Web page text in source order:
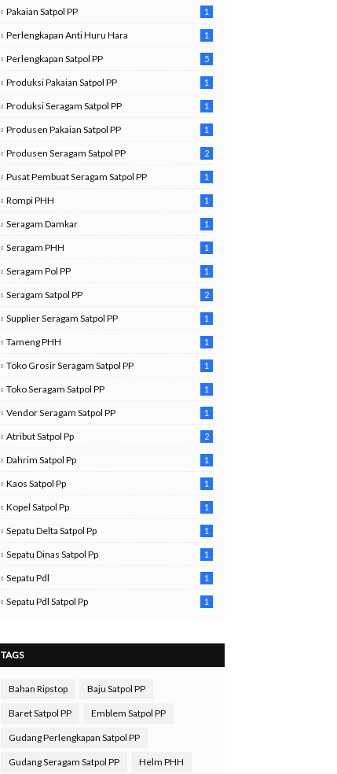
Pakaian Satpol PP
1
Perlengkapan Anti Huru Hara 1
Perlengkapan Satpol PP 5
Produksi Pakaian Satpol PP 1
Produksi Seragam Satpol PP 1
Produsen Pakaian Satpol PP 1
Produsen Seragam Satpol PP 2
Pusat Pembuat Seragam Satpol PP 1
Rompi PHH 1
Seragam Damkar 1
Seragam PHH 1
Seragam Pol PP 1
Seragam Satpol PP
2
Supplier Seragam Satpol PP 1
Tameng PHH 1
Toko Grosir Seragam Satpol PP 1
Toko Seragam Satpol PP 1
Vendor Seragam Satpol PP 1
Atribut Satpol Pp 2
Dahrim Satpol Pp 1
Kaos Satpol Pp 1
Kopel Satpol Pp 1
Sepatu Delta Satpol Pp 1
Sepatu Dinas Satpol Pp 1
Sepatu Pdl 1
Sepatu Pdl Satpol Pp 1
TAGS
Bahan Ripstop Baju Satpol PP
Baret Satpol PP Emblem Satpol PP
Gudang Perlengkapan Satpol PP
Gudang Seragam Satpol PP Helm PHH